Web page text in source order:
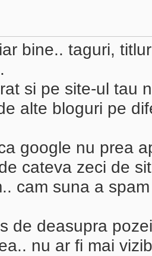
bine.. taguri,
si pe site-ul tau
alte bloguri pe
google nu prea
cateva zeci de
cam suna a
de deasupra
nu ar fi mai